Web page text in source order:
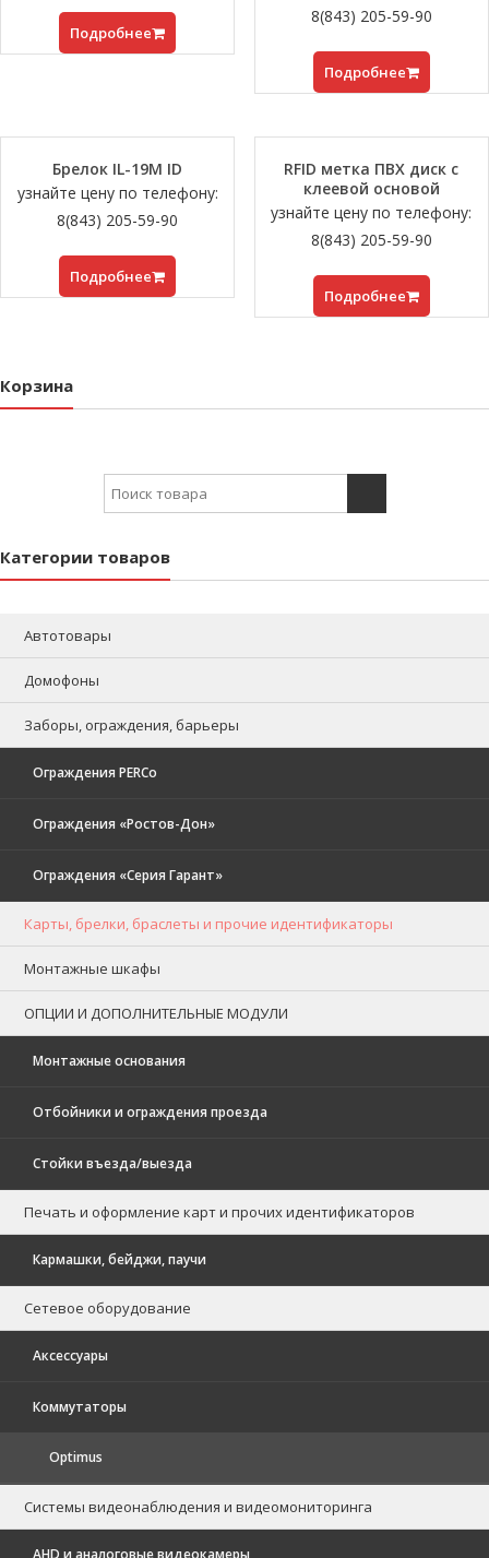
Подробнее
8(843) 205-59-90
Подробнее
Брелок IL-19M ID
узнайте цену по телефону:
8(843) 205-59-90
Подробнее
RFID метка ПВХ диск с
клеевой основой
узнайте цену по телефону:
8(843) 205-59-90
Подробнее
Корзина
Search for:
Категории товаров
Автотовары
Домофоны
Заборы, ограждения, барьеры
Ограждения PERCo
Ограждения «Ростов-Дон»
Ограждения «Серия Гарант»
Карты, брелки, браслеты и прочие идентификаторы
Монтажные шкафы
ОПЦИИ И ДОПОЛНИТЕЛЬНЫЕ МОДУЛИ
Монтажные основания
Отбойники и ограждения проезда
Стойки въезда/выезда
Печать и оформление карт и прочих идентификаторов
Кармашки, бейджи, паучи
Сетевое оборудование
Аксессуары
Коммутаторы
Optimus
Системы видеонаблюдения и видеомониторинга
AHD и аналоговые видеокамеры